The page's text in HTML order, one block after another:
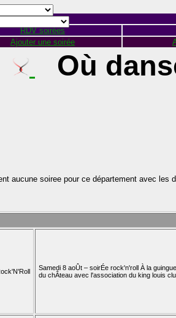
RDV soirées
Ajouter une soirée
Où
aucune soiree pour ce département avec
Samedi 8 aoÛt – soirÉe rock'n'roll À la
du chÂteau avec l'association du king louis